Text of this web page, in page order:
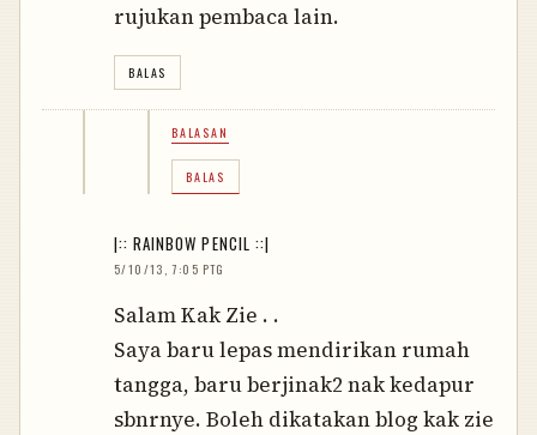
rujukan pembaca lain.
BALAS
BALASAN
BALAS
|:: RAINBOW PENCIL ::|
5/10/13, 7:05 PTG
Salam Kak Zie . .
Saya baru lepas mendirikan rumah
tangga, baru berjinak2 nak kedapur
sbnrnye. Boleh dikatakan blog kak zie